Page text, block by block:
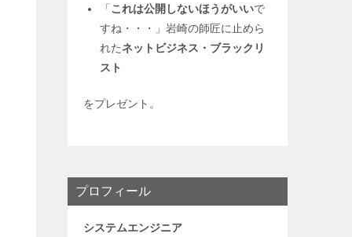
「 これは公開しないほうがいいで
すね・・・」岩崎の師匠に止めら
れたネットビジネス・ ブラックリ
スト
をプレゼント。
プロフィール
システムエンジニア